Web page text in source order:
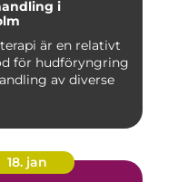
i
är en relativt
för hudföryngring
av diverse
18. jan